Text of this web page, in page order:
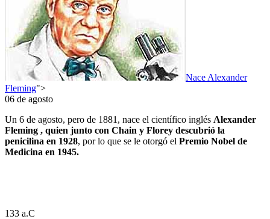
Nace Alexander
Fleming">
06 de agosto
Un 6 de agosto, pero de 1881, nace el científico inglés Alexander
Fleming , quien junto con Chain y Florey descubrió la
penicilina en 1928, por lo que se le otorgó el Premio Nobel de
Medicina en 1945.
133 a.C